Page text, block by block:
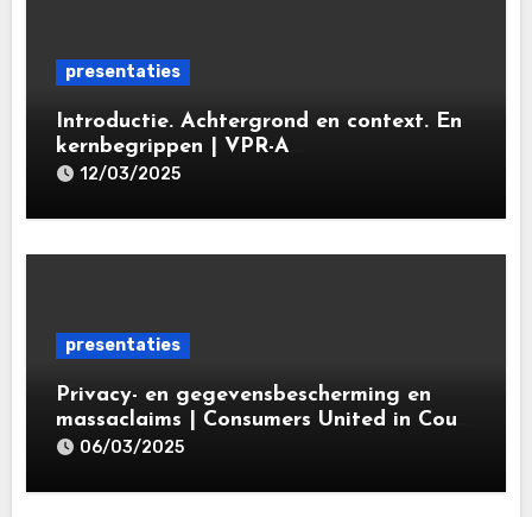
presentaties
Introductie. Achtergrond en context. En
kernbegrippen | VPR-A
specialisatieopleiding Privacy- en
Leiden Law Academy 18 maart 2025
12/03/2025
presentaties
Privacy- en gegevensbescherming en
massaclaims | Consumers United in Court
(‘CUIC’) | Volkshotel A’dam 6 maart
06/03/2025